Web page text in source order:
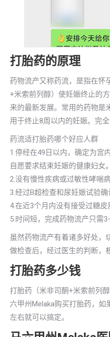
打胎药的原理
药物流产又称药流，是指在怀
+米索前列醇）使妊娠终止的
来的最新发展。常用的药物是
用于终止8周以内的妊娠。完
药流适打胎药哪个好应人群
1.停经在49日以内，确定为宫
自愿要求结束妊娠的健康妇女。
2.没有慢性疾病或过敏性哮喘病
3.经过B超检查和尿妊娠试验确
4.在近3个月内没有接受过糖皮
5.时间短，完成药物流产只需
虽然药物流产有着诸多好处，
做检查后，经过医生的判断，
打胎药多少钱
打胎药（米非司酮+米索前列
六甲州Melaka购买打胎药，
左右就可以搞定。